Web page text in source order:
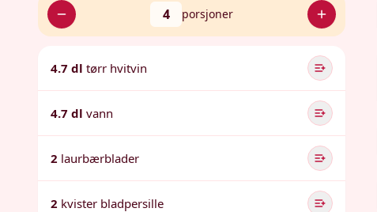
4 porsjoner
4.7 dl tørr hvitvin
4.7 dl vann
2 laurbærblader
2 kvister bladpersille